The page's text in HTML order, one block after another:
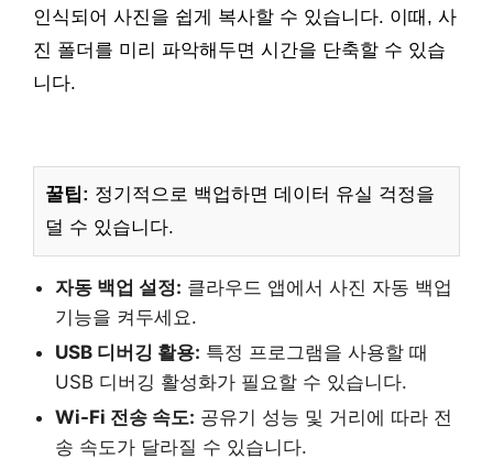
인식되어 사진을 쉽게 복사할 수 있습니다. 이때, 사
진 폴더를 미리 파악해두면 시간을 단축할 수 있습
니다.
꿀팁: 정기적으로 백업하면 데이터 유실 걱정을
덜 수 있습니다.
자동 백업 설정: 클라우드 앱에서 사진 자동 백업
기능을 켜두세요.
USB 디버깅 활용: 특정 프로그램을 사용할 때
USB 디버깅 활성화가 필요할 수 있습니다.
Wi-Fi 전송 속도: 공유기 성능 및 거리에 따라 전
송 속도가 달라질 수 있습니다.